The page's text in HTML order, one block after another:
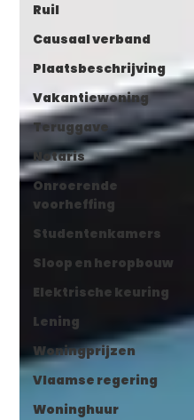
Ruil
Causaal verband
Plaatsbeschrijving
Vakantiewoning
Teruggave
Notaris
Onroerende
voorheffing
Studentenkamers
Sloop en heropbouw
Elektrische keuring
Lening
Woningprijzen
Vlaamse regering
Woninghuur